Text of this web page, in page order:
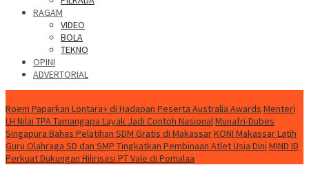
RAGAM
VIDEO
BOLA
TEKNO
OPINI
ADVERTORIAL
Roem Paparkan Lontara+ di Hadapan Peserta Australia Awards Menteri
LH Nilai TPA Tamangapa Layak Jadi Contoh NasionalMunafri-Dubes
Singapura Bahas Pelatihan SDM Gratis di MakassarKONI Makassar Latih
Guru Olahraga SD dan SMP Tingkatkan Pembinaan Atlet Usia Dini MIND ID
Perkuat Dukungan Hilirisasi PT Vale di Pomalaa